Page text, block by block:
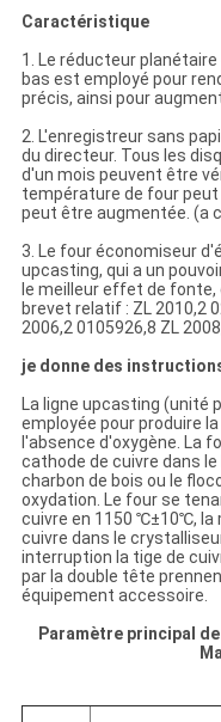
Caractéristique
1. Le réducteur
bas est employé pour
précis, ainsi pour
2. L'enregistreur sans
du directeur. Tous les
d'un mois peuvent être
température de four
peut être augmentée. (a
3. Le four économiseur
upcasting, qui a un
le meilleur effet de fonte,
brevet relatif : ZL 2010,2
2006,2 0105926,8 ZL
je donne des
La ligne upcasting (unité
employée pour produire
l'absence d'oxygène. La
cathode de cuivre dans
charbon de bois ou le
oxydation. Le four se
cuivre en 1150 ℃±10℃, la
cuivre dans le
interruption la tige de
par la double tête
équipement accessoire.
Paramètre principal